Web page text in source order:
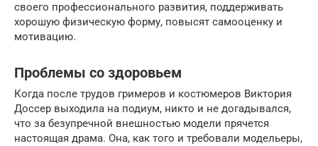
своего профессионального развития, поддерживать
хорошую физическую форму, повысят самооценку и
мотивацию.
Проблемы со здоровьем
Когда после трудов гримеров и костюмеров Виктория
Доссер выходила на подиум, никто и не догадывался,
что за безупречной внешностью модели прячется
настоящая драма. Она, как того и требовали модельеры,